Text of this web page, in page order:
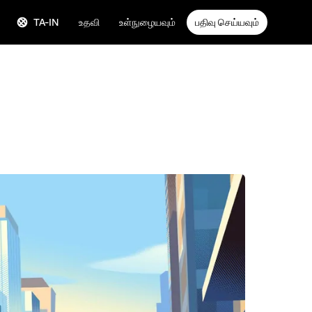
TA-IN உதவி உள்நுழையவும் பதிவு செய்யவும்